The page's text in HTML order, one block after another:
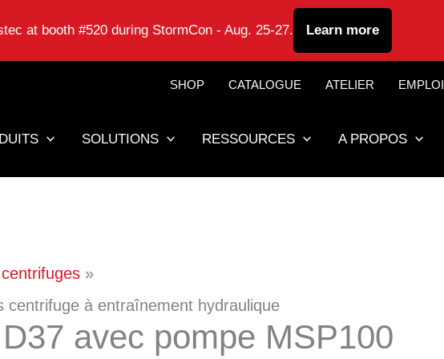
SHOP CATALOGUE ATELIER EMPLOI
SOLUTIONS RESSOURCES A PROPOS
centrifuge à entraînement hydraulique
avec pompe MSP100
at booth #520 during StormCon - Aug. 25-27. Learn more